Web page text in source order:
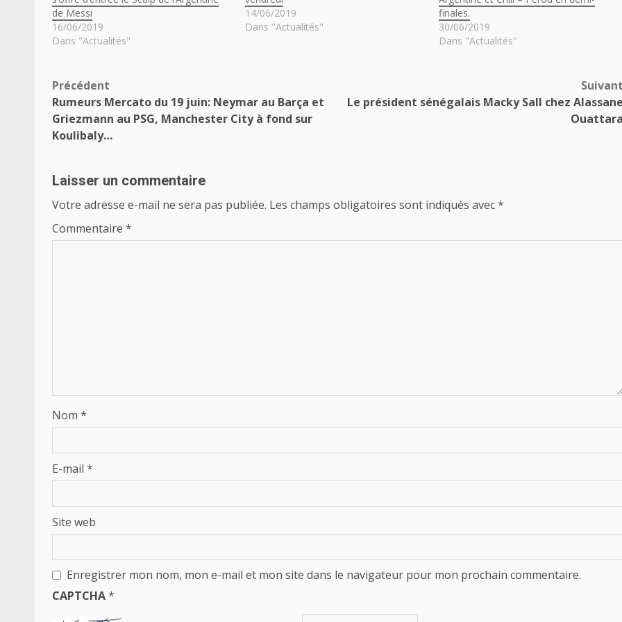
de Messi
16/06/2019
Dans "Actualités"
14/06/2019
Dans "Actualités"
finales.
30/06/2019
Dans "Actualités"
Navigation
d’article
Précédent
Rumeurs Mercato du 19 juin: Neymar au Barça et
Griezmann au PSG, Manchester City à fond sur
Koulibaly…
Suivant
Le président sénégalais Macky Sall chez Alassane
Ouattara
Laisser un commentaire
Votre adresse e-mail ne sera pas publiée. Les champs obligatoires sont indiqués avec*
Commentaire *
Nom *
E-mail *
Site web
Enregistrer mon nom, mon e-mail et mon site dans le navigateur pour mon prochain commentaire.
CAPTCHA*